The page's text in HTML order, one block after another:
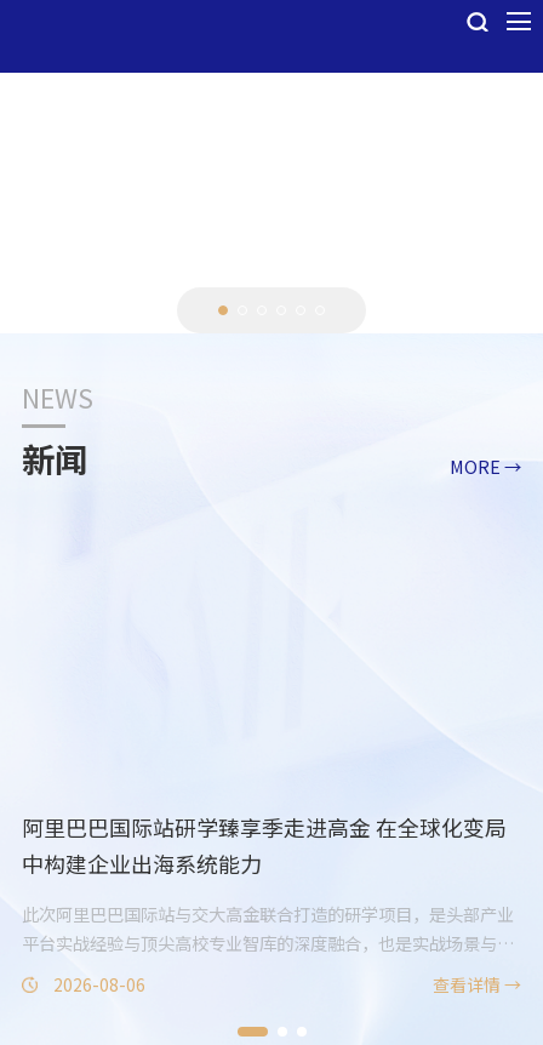
NEWS
新闻 MORE →
阿里巴巴国际站研学臻享季走进高金 在全球化变局
中构建企业出海系统能力
此次阿里巴巴国际站与交大高金联合打造的研学项目，是头部产业
平台实战经验与顶尖高校专业智库的深度融合，也是实战场景与理
论体系的双向赋能。
2026-08-06 查看详情 →